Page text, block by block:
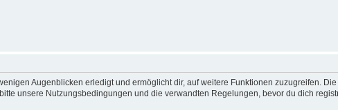
Augenblicken erledigt und ermöglicht dir, auf weitere Funktionen zuzugreifen.
unsere Nutzungsbedingungen und die verwandten Regelungen, bevor du dich